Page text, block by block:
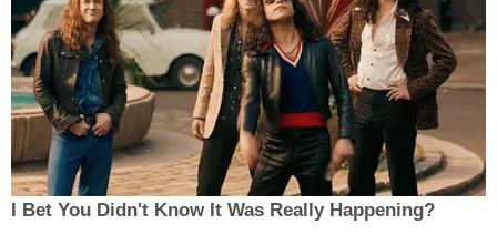
I Bet You Didn't Know It Was Really Happening?